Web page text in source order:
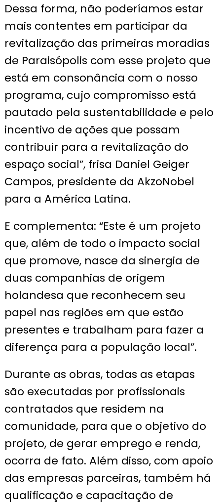
Dessa forma, não poderíamos estar
mais contentes em participar da
revitalização das primeiras moradias
de Paraisópolis com esse projeto que
está em consonância com o nosso
programa, cujo compromisso está
pautado pela sustentabilidade e pelo
incentivo de ações que possam
contribuir para a revitalização do
espaço social”, frisa Daniel Geiger
Campos, presidente da AkzoNobel
para a América Latina.
E complementa: “Este é um projeto
que, além de todo o impacto social
que promove, nasce da sinergia de
duas companhias de origem
holandesa que reconhecem seu
papel nas regiões em que estão
presentes e trabalham para fazer a
diferença para a população local”.
Durante as obras, todas as etapas
são executadas por profissionais
contratados que residem na
comunidade, para que o objetivo do
projeto, de gerar emprego e renda,
ocorra de fato. Além disso, com apoio
das empresas parceiras, também há
qualificação e capacitação de